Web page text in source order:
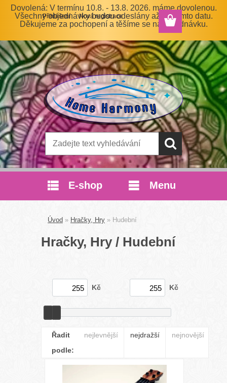
Dovolená: V termínu 10.8. - 13.8. 2026. máme dovolenou.
Všechny objednávky budou odeslány až po tomto datu.
Děkujeme za pochopení a těšíme se na objednávku.
Přihlášení Nová registrace
E-shop Menu
Úvod » Hračky, Hry » Hudební
Hračky, Hry / Hudební
Kč Kč
Řadit
podle:
nejlevnější nejdražší nejnovější